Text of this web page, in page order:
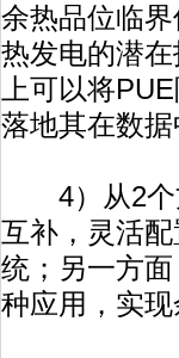
余热品位临
热发电的潜
上可以将
落地其在数据
4）从2个
互补，灵活
统；另一方
种应用，实